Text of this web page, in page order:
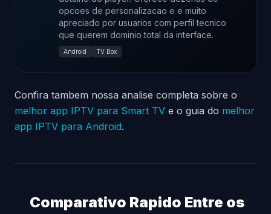
opcoes de personalizacao e e muito
apreciado por usuarios com perfil tecnico
que querem dominio total da interface.
Android TV Box
Confira tambem nossa analise completa sobre o
melhor app IPTV para Smart TV e o guia do melhor
app IPTV para Android.
Comparativo Rapido Entre os